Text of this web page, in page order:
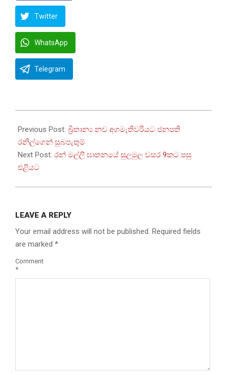
Twitter
WhatsApp
Telegram
09-
07
Previous Post: බ්‍රිතාන්‍ය නව අගමැතිවරියට ජනපති
රනිල්ගෙන් සුබපැතුම්
Next Post: රන් මල්ලී ඝාතනයේ සුලමුල වසර 9කට පසු
එළියට
LEAVE A REPLY
Your email address will not be published. Required fields
are marked *
Comment
*